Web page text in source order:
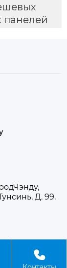
панелей
Д. 99.
